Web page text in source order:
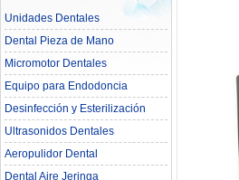
Unidades Dentales
Dental Pieza de Mano
Micromotor Dentales
Equipo para Endodoncia
Desinfección y Esterilización
Ultrasonidos Dentales
Aeropulidor Dental
Dental Aire Jeringa